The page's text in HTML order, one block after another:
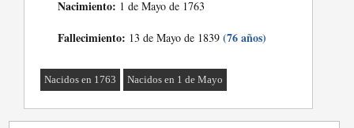
Nacimiento: 1 de Mayo de 1763
Fallecimiento: 13 de Mayo de 1839(76 años)
Nacidos en 1763 Nacidos en 1 de Mayo